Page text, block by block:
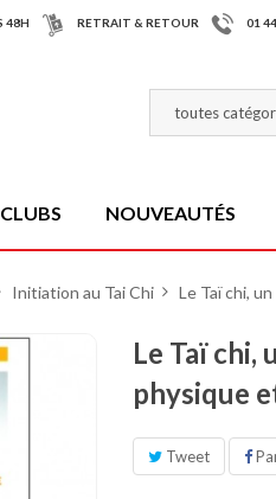
48H RETRAIT & RETOUR 01
CLUBS NOUVEAUTÉS
Initiation au Tai Chi > Le Taï chi,
Le Taï chi,
physique
Tweet